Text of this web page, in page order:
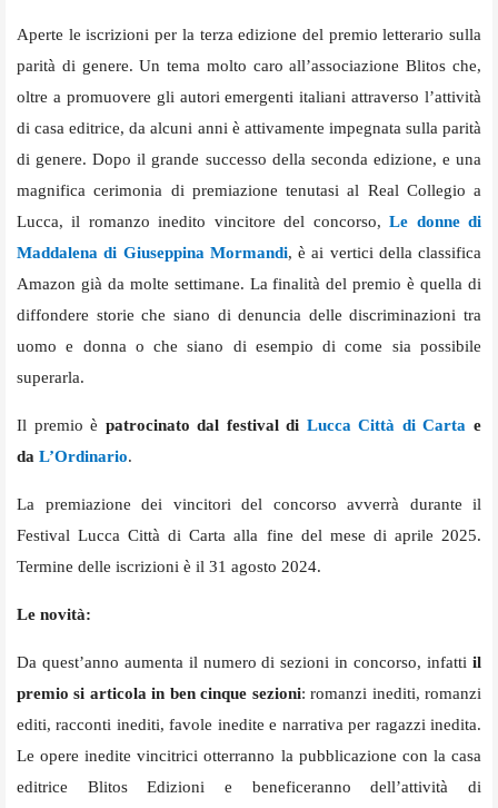
Aperte le iscrizioni per la terza edizione del premio letterario sulla
parità di genere. Un tema molto caro all’associazione Blitos che,
oltre a promuovere gli autori emergenti italiani attraverso l’attività
di casa editrice, da alcuni anni è attivamente impegnata sulla parità
di genere. Dopo il grande successo della seconda edizione, e una
magnifica cerimonia di premiazione tenutasi al Real Collegio a
Lucca, il romanzo inedito vincitore del concorso,Le donne di
Maddalena di Giuseppina Mormandi, è ai vertici della classifica
Amazon già da molte settimane. La finalità del premio è quella di
diffondere storie che siano di denuncia delle discriminazioni tra
uomo e donna o che siano di esempio di come sia possibile
superarla.
Il premio è patrocinato dal festival di Lucca Città di Carta e
da L’Ordinario.
La premiazione dei vincitori del concorso avverrà durante il
Festival Lucca Città di Carta alla fine del mese di aprile 2025.
Termine delle iscrizioni è il 31 agosto 2024.
Le novità:
Da quest’anno aumenta il numero di sezioni in concorso, infatti il
premio si articola in ben cinque sezioni: romanzi inediti, romanzi
editi, racconti inediti, favole inedite e narrativa per ragazzi inedita.
Le opere inedite vincitrici otterranno la pubblicazione con la casa
editrice Blitos Edizioni e beneficeranno dell’attività di